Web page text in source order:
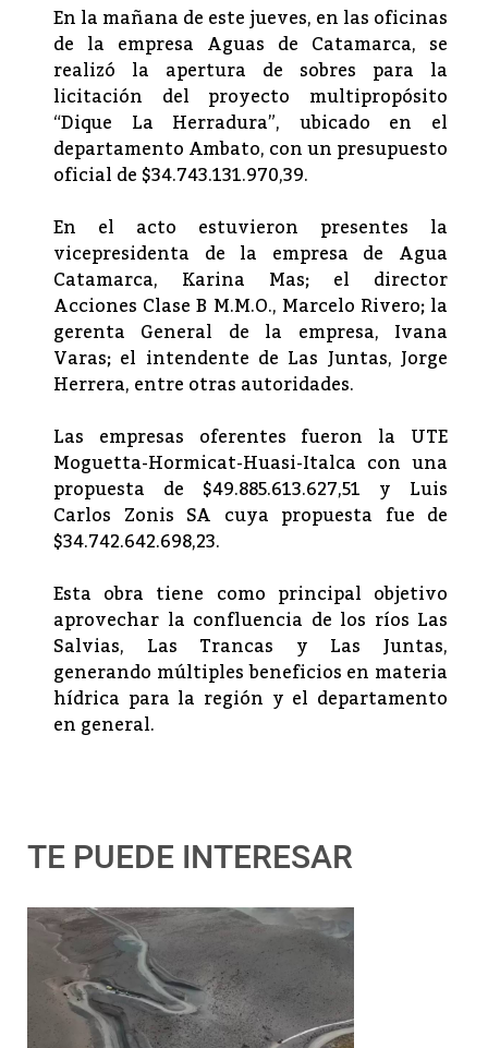
En la mañana de este jueves, en las oficinas
de la empresa Aguas de Catamarca, se
realizó la apertura de sobres para la
licitación del proyecto multipropósito
“Dique La Herradura”, ubicado en el
departamento Ambato, con un presupuesto
oficial de $34.743.131.970,39.
En el acto estuvieron presentes la
vicepresidenta de la empresa de Agua
Catamarca, Karina Mas; el director
Acciones Clase B M.M.O., Marcelo Rivero; la
gerenta General de la empresa, Ivana
Varas; el intendente de Las Juntas, Jorge
Herrera, entre otras autoridades.
Las empresas oferentes fueron la UTE
Moguetta-Hormicat-Huasi-Italca con una
propuesta de $49.885.613.627,51 y Luis
Carlos Zonis SA cuya propuesta fue de
$34.742.642.698,23.
Esta obra tiene como principal objetivo
aprovechar la confluencia de los ríos Las
Salvias, Las Trancas y Las Juntas,
generando múltiples beneficios en materia
hídrica para la región y el departamento
en general.
TE PUEDE INTERESAR